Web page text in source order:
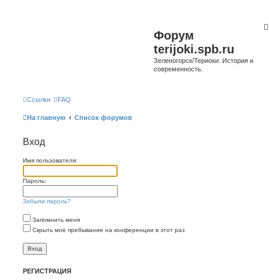
Форум
terijoki.spb.ru
Зеленогорск/Териоки. История и
современность.
Ссылки FAQ
На главную Список форумов
Вход
Имя пользователя:
Пароль:
Забыли пароль?
Запомнить меня
Скрыть моё пребывание на конференции в этот раз
РЕГИСТРАЦИЯ